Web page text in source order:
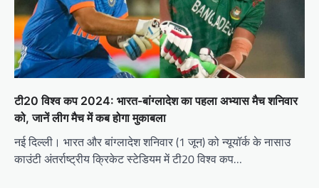
टी20 विश्व कप 2024: भारत-बांग्लादेश का पहला अभ्यास मैच शनिवार
को, जानें लीग मैच में कब होगा मुकाबला
नई दिल्ली। भारत और बांग्लादेश शनिवार (1 जून) को न्यूयॉर्क के नासाउ
काउंटी अंतर्राष्ट्रीय क्रिकेट स्टेडियम में टी20 विश्व कप…